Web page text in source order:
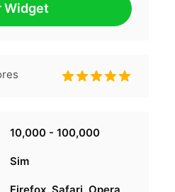
Widget
10,000 - 100,000
Sim